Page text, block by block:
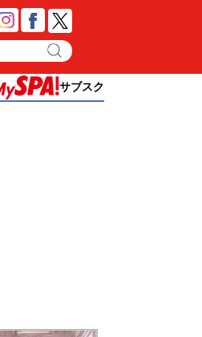
サブスク